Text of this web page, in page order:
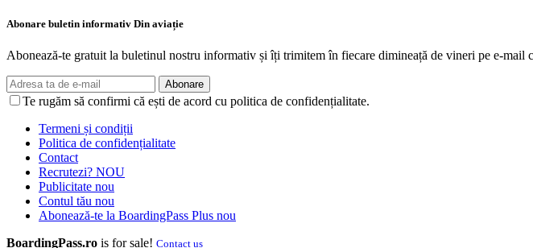
Abonare buletin informativ Din aviație
Abonează-te gratuit la buletinul nostru informativ și îți trimitem în fiecare dimineață de vineri pe e-
Abonare
Te rugăm să confirmi că ești de acord cu politica de confidențialitate.
Termeni și condiții
Politica de confidențialitate
Contact
Recrutezi? NOU
Publicitate nou
Contul tău nou
Abonează-te la BoardingPass Plus nou
BoardingPass.ro is for sale! Contact us